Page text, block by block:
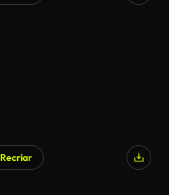
Recriar